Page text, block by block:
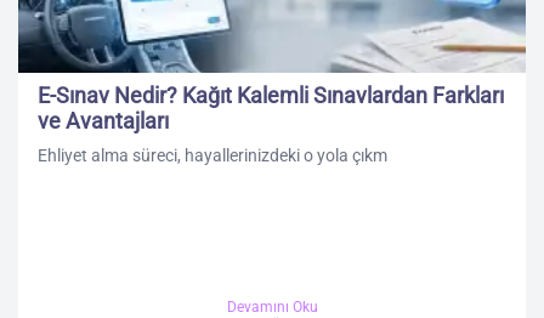
E-Sınav Nedir? Kağıt Kalemli Sınavlardan Farkları
ve Avantajları
Ehliyet alma süreci, hayallerinizdeki o yola çıkm
Devamını Oku